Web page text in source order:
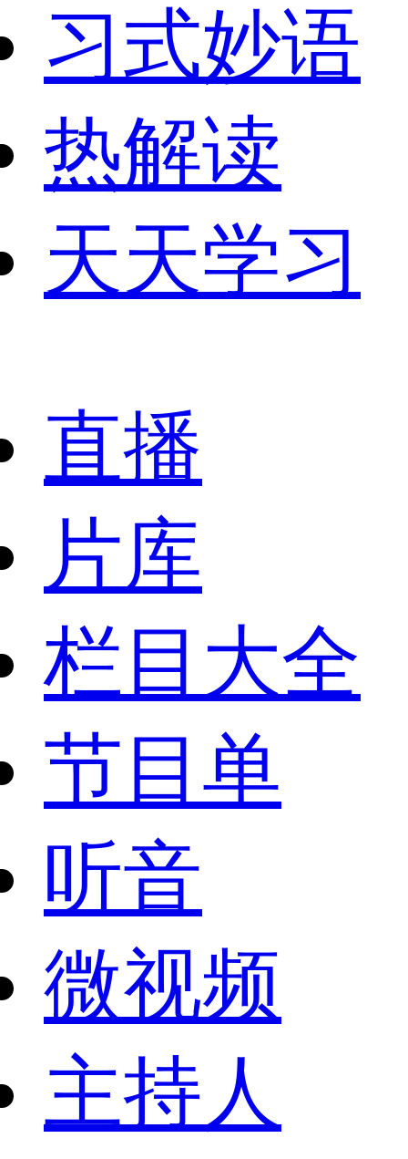
习式妙语
热解读
天天学习
直播
片库
栏目大全
节目单
听音
微视频
主持人